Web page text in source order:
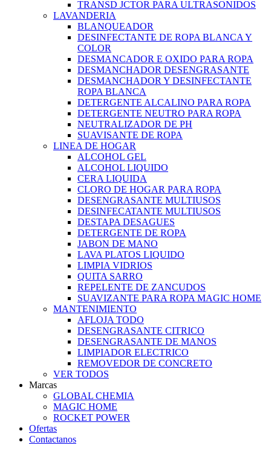
TRANSD JCTOR PARA ULTRASONIDOS
LAVANDERIA
BLANQUEADOR
DESINFECTANTE DE ROPA BLANCA Y
COLOR
DESMANCADOR E OXIDO PARA ROPA
DESMANCHADOR DESENGRASANTE
DESMANCHADOR Y DESINFECTANTE
ROPA BLANCA
DETERGENTE ALCALINO PARA ROPA
DETERGENTE NEUTRO PARA ROPA
NEUTRALIZADOR DE PH
SUAVISANTE DE ROPA
LINEA DE HOGAR
ALCOHOL GEL
ALCOHOL LIQUIDO
CERA LIQUIDA
CLORO DE HOGAR PARA ROPA
DESENGRASANTE MULTIUSOS
DESINFECATANTE MULTIUSOS
DESTAPA DESAGUES
DETERGENTE DE ROPA
JABON DE MANO
LAVA PLATOS LIQUIDO
LIMPIA VIDRIOS
QUITA SARRO
REPELENTE DE ZANCUDOS
SUAVIZANTE PARA ROPA MAGIC HOME
MANTENIMIENTO
AFLOJA TODO
DESENGRASANTE CITRICO
DESENGRASANTE DE MANOS
LIMPIADOR ELECTRICO
REMOVEDOR DE CONCRETO
VER TODOS
Marcas
GLOBAL CHEMIA
MAGIC HOME
ROCKET POWER
Ofertas
Contactanos